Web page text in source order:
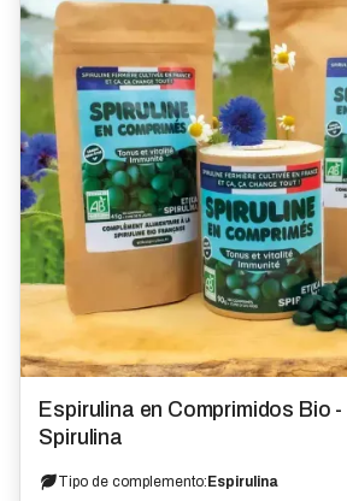
Espirulina en Comprimidos Bio
Spirulina
Tipo de complemento:Espirulina